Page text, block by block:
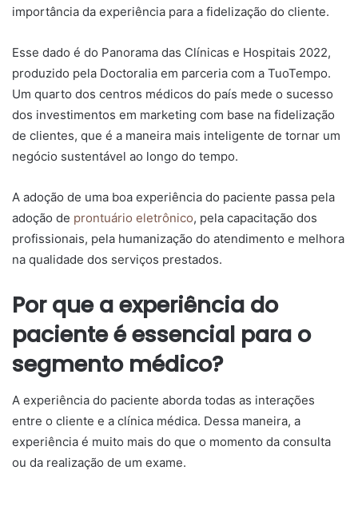
importância da experiência para a fidelização do cliente.
Esse dado é do Panorama das Clínicas e Hospitais 2022,
produzido pela Doctoralia em parceria com a TuoTempo.
Um quarto dos centros médicos do país mede o sucesso
dos investimentos em marketing com base na fidelização
de clientes, que é a maneira mais inteligente de tornar um
negócio sustentável ao longo do tempo.
A adoção de uma boa experiência do paciente passa pela
adoção de prontuário eletrônico, pela capacitação dos
profissionais, pela humanização do atendimento e melhora
na qualidade dos serviços prestados.
Por que a experiência do
paciente é essencial para o
segmento médico?
A experiência do paciente aborda todas as interações
entre o cliente e a clínica médica. Dessa maneira, a
experiência é muito mais do que o momento da consulta
ou da realização de um exame.